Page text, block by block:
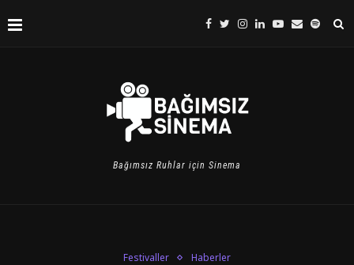
Bağımsız Ruhlar için Sinema
Festivaller Haberler